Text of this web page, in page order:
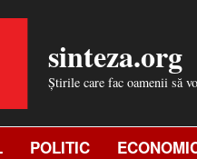
sinteza.org
Știrile care fac oamenii să
POLITIC